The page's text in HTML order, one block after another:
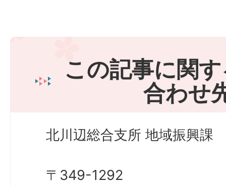
この記事に関
合わせ
北川辺総合支所 地域振興課
〒349-1292